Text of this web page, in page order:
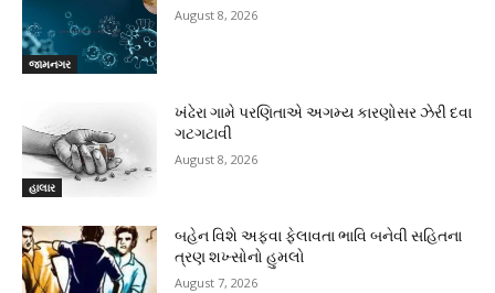
જામનગર
August 8, 2026
હાલાર
ખંઢેરા ગામે પરણિતાએ અગમ્ય કારણોસર ઝેરી દવા
ગટગટાવી
August 8, 2026
બહેન વિશે અફવા ફેલાવતા ભાવિ બનેવી સહિતના
ત્રણ શખ્સોનો હુમલો
August 7, 2026